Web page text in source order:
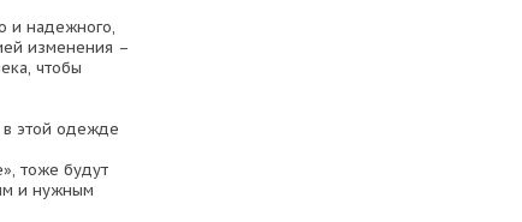
и надежного,
изменения –
чтобы
этой одежде
тоже будут
и нужным